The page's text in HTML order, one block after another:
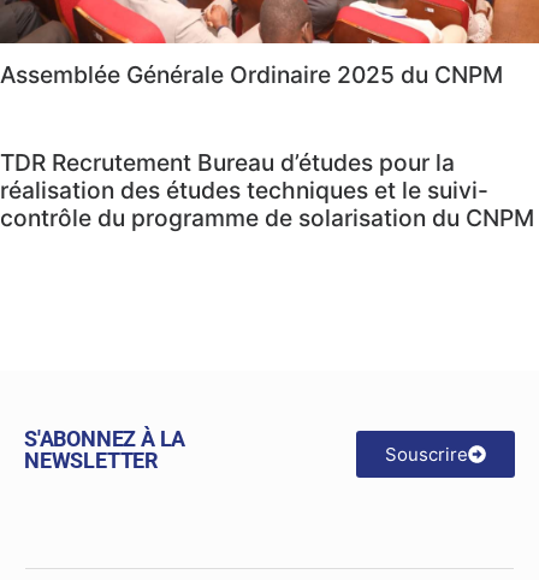
Assemblée Générale Ordinaire 2025 du CNPM
TDR Recrutement Bureau d’études pour la
réalisation des études techniques et le suivi-
contrôle du programme de solarisation du CNPM
S'ABONNEZ À LA
NEWSLETTER
Souscrire